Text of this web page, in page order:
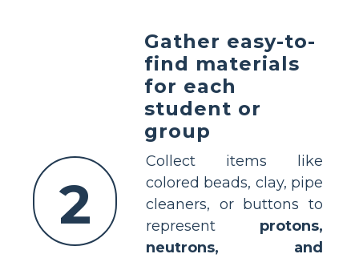
2
Gather easy-to-
find materials
for each
student or
group
Collect items like
colored beads, clay, pipe
cleaners, or buttons to
represent protons,
neutrons, and